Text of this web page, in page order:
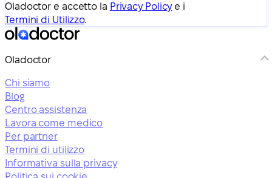
Oladoctor e accetto la Privacy Policye i
Termini di Utilizzo.
Oladoctor
Chi siamo
Blog
Centro assistenza
Lavora come medico
Per partner
Termini di utilizzo
Informativa sulla privacy